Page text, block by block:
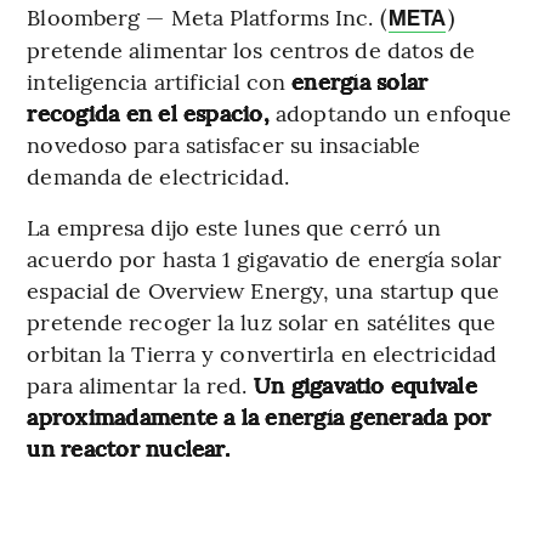
Bloomberg — Meta Platforms Inc. (META)
pretende alimentar los centros de datos de
inteligencia artificial conenergía solar
recogida en el espacio,adoptando un enfoque
novedoso para satisfacer su insaciable
demanda de electricidad.
La empresa dijo este lunes que cerró un
acuerdo por hasta 1 gigavatio de energía solar
espacial de Overview Energy, una startup que
pretende recoger la luz solar en satélites que
orbitan la Tierra y convertirla en electricidad
para alimentar la red. Un gigavatio equivale
aproximadamente a la energía generada por
un reactor nuclear.